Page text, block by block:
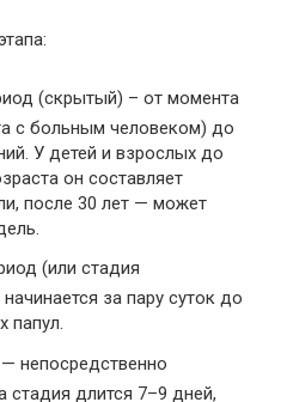
(скрытый) – от момента
с больным человеком) до
У детей и взрослых до
он составляет
после 30 лет — может
(или стадия
за пару суток до
папул.
непосредственно
стадия длится 7–9 дней,